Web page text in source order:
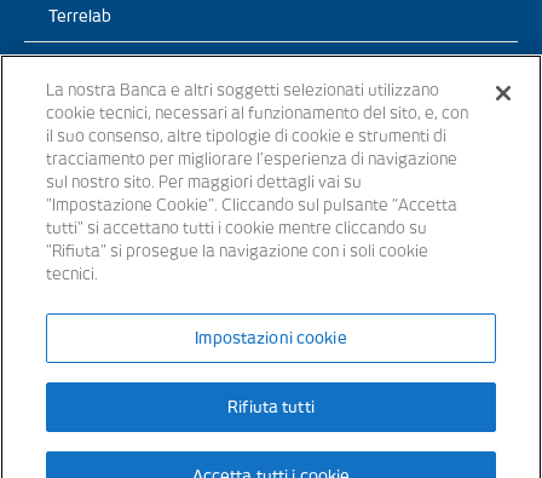
Terrelab
TerreLab – News
TerreLab – prendi un appuntamento
Banche appartenenti al Gruppo Bancario Banca Popolare del Lazio –
P.IVA 15854861000 – iscritta all’ Albo dei Gruppi Bancari al n. 5104
La nostra Banca e altri soggetti selezionati utilizzano
cookie tecnici, necessari al funzionamento del sito, e, con
il suo consenso, altre tipologie di cookie e strumenti di
tracciamento per migliorare l’esperienza di navigazione
sul nostro sito. Per maggiori dettagli vai su
"Impostazione Cookie". Cliccando sul pulsante “Accetta
tutti" si accettano tutti i cookie mentre cliccando su
"Rifiuta" si prosegue la navigazione con i soli cookie
tecnici.
Impostazioni cookie
Rifiuta tutti